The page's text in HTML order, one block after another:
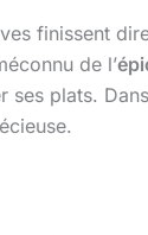
finissent
de l’
ses plats.